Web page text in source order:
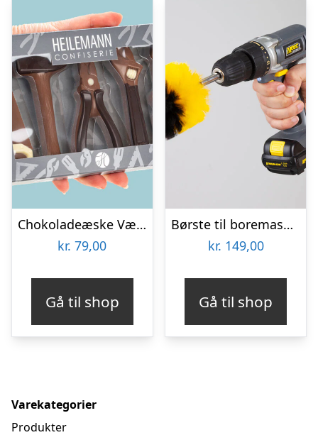
Chokoladeæske Værktøj
kr. 79,00
Gå til shop
Børste til boremaskine 3-pak – Wibbri
kr. 149,00
Gå til shop
Varekategorier
Produkter